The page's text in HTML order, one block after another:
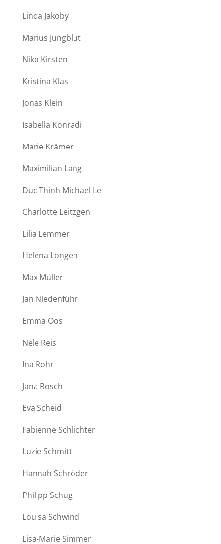
Linda Jakoby
Marius Jungblut
Niko Kirsten
Kristina Klas
Jonas Klein
Isabella Konradi
Marie Krämer
Maximilian Lang
Duc Thinh Michael Le
Charlotte Leitzgen
Lilia Lemmer
Helena Longen
Max Müller
Jan Niedenführ
Emma Oos
Nele Reis
Ina Rohr
Jana Rosch
Eva Scheid
Fabienne Schlichter
Luzie Schmitt
Hannah Schröder
Philipp Schug
Louisa Schwind
Lisa-Marie Simmer